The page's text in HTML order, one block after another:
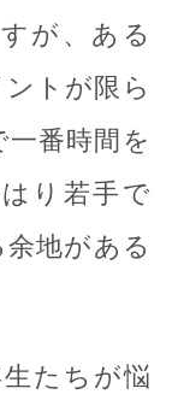
が、ある
トが限ら
番時間を
り若手で
地がある
たちが悩